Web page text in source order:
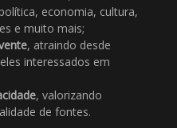
economia, cultura,
e muito mais;
, atraindo desde
interessados em
, valorizando
de fontes.